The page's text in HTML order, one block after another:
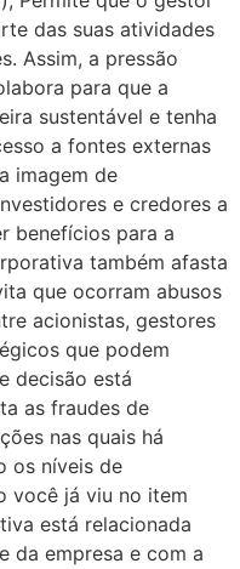
das suas atividades
Assim, a pressão
para que a
sustentável e tenha
a fontes externas
imagem de
e credores a
benefícios para a
também afasta
que ocorram abusos
acionistas, gestores
que podem
decisão está
as fraudes de
nas quais há
os níveis de
você já viu no item
está relacionada
da empresa e com a